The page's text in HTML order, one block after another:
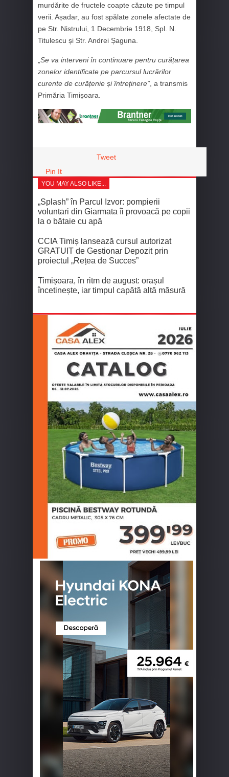
murdărite de fructele coapte căzute pe timpul
verii. Așadar, au fost spălate zonele afectate de
pe Str. Nistrului, 1 Decembrie 1918, Spl. N.
Titulescu și Str. Andrei Șaguna.
Se va interveni în continuare pentru curățarea
zonelor identificate pe parcursul lucrărilor
curente de curățenie și întreținere” , a transmis
Primăria Timișoara.
Tweet
Pin It
YOU MAY ALSO LIKE...
„Splash” în Parcul Izvor: pompierii
voluntari din Giarmata îi provoacă pe copii
la o bătaie cu apă
CCIA Timiș lansează cursul autorizat
GRATUIT de Gestionar Depozit prin
proiectul „Rețea de Succes”
Timișoara, în ritm de august: orașul
încetinește, iar timpul capătă altă măsură